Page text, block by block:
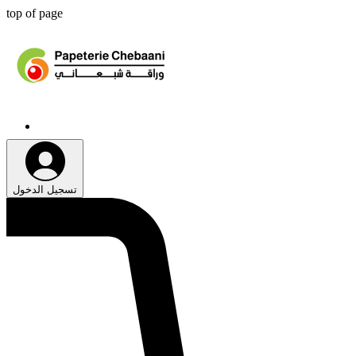
top of page
تسجيل الدخول